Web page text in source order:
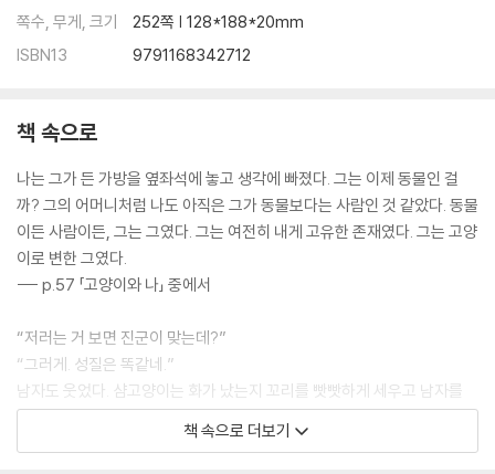
쪽수, 무게, 크기
252쪽 | 128*188*20mm
ISBN13
9791168342712
책 속으로
나는 그가 든 가방을 옆좌석에 놓고 생각에 빠졌다. 그는 이제 동물인 걸
까? 그의 어머니처럼 나도 아직은 그가 동물보다는 사람인 것 같았다. 동물
이든 사람이든, 그는 그였다. 그는 여전히 내게 고유한 존재였다. 그는 고양
이로 변한 그였다.
--- p.57 「고양이와 나」 중에서
“저러는 거 보면 진군이 맞는데?”
“그러게. 성질은 똑같네.”
남자도 웃었다. 샴고양이는 화가 났는지 꼬리를 빳빳하게 세우고 남자를
향해 하악질을 한번 하고는 남자가 나온 방으로 들어가버렸다.
책 속으로 더보기